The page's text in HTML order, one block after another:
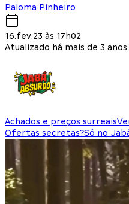
Paloma Pinheiro
16.fev.23 às 17h02
Atualizado há mais de 3 anos
Achados e preços surreais
Ofertas secretas?Só no